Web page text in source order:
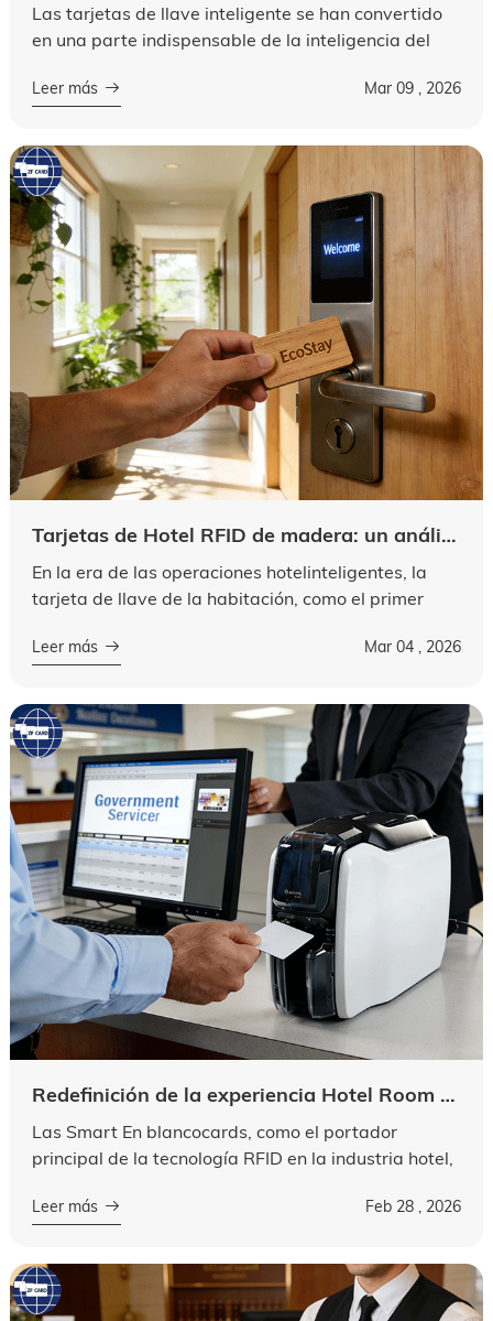
Las tarjetas de llave inteligente se han convertido
en una parte indispensable de la inteligencia del
actuando como un puente entre...
Leer más Mar 09 , 2026
Tarjetas de Hotel RFID de madera: un análisis exhaustivo de aplicaciones innovadoras y ventajas principales
En la era de las operaciones hotelinteligentes, la
tarjeta de llave de la habitación, como el primer
ya no es sólo una herramie...
Leer más Mar 04 , 2026
Redefinición de la experiencia Hotel Room Card: las ventajas tecnológicas de la Smart Blank Card
Las Smart En blancocards, como el portador
principal de la tecnología RFID en la industria hotel,
preimpresos en la superficie o ...
Leer más Feb 28 , 2026